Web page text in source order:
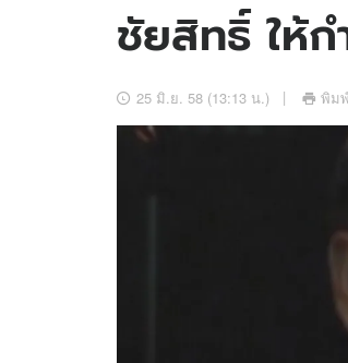
ข่าวบันเทิง
ชัยสิทธิ์ ให้ก
25 มิ.ย. 58 (13:13 น.) พิมพ์